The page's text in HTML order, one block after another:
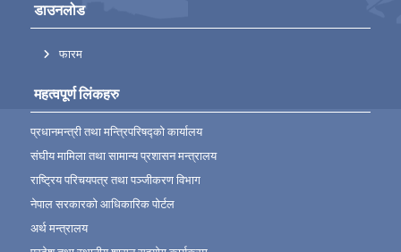
डाउनलोड
फारम
महत्वपूर्ण लिंकहरु
प्रधानमन्त्री तथा मन्त्रिपरिषद्को कार्यालय
संघीय मामिला तथा सामान्य प्रशासन मन्त्रालय
राष्ट्रिय परिचयपत्र तथा पञ्‍जीकरण विभाग
नेपाल सरकारको आधिकारिक पोर्टल
अर्थ मन्त्रालय